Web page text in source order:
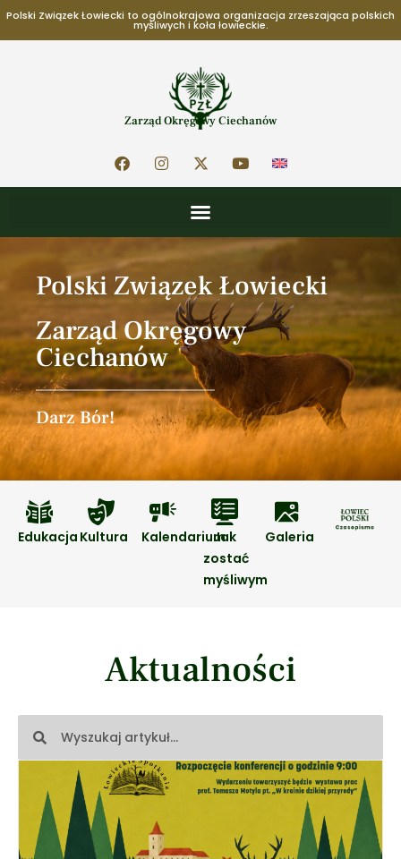
Polski Związek Łowiecki to ogólnokrajowa organizacja zrzeszająca polskich
myśliwych i koła łowieckie.
Zarząd Okręgowy Ciechanów
Polski Związek Łowiecki
Zarząd Okręgowy
Ciechanów
Darz Bór!
Edukacja Kultura KalendariumJak
zostać
myśliwym
Galeria
Aktualności